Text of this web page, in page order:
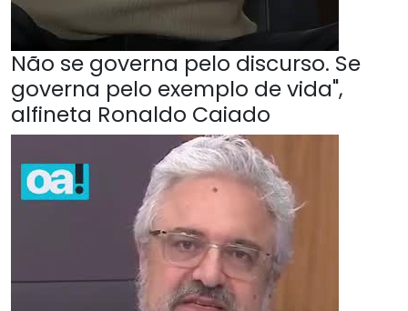
Não se governa pelo discurso. Se
governa pelo exemplo de vida",
alfineta Ronaldo Caiado